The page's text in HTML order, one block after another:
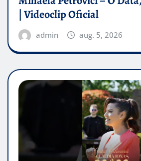
| Videoclip Oficial
admin aug. 5, 2026